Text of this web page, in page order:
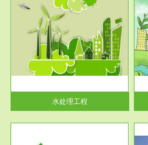
水处理工程
服务范围
园区环保管家
2016 年 4 月，环保部下发《关
于积极发挥环境保护作用促进供
给侧结...